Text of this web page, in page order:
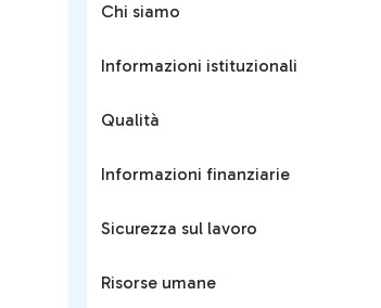
Chi siamo
Informazioni istituzionali
Qualità
Informazioni finanziarie
Sicurezza sul lavoro
Risorse umane